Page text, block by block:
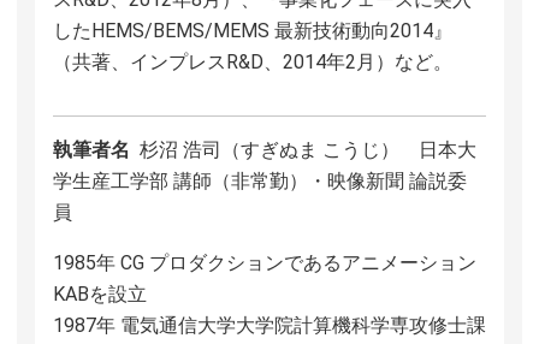
したHEMS/BEMS/MEMS 最新技術動向2014』
（共著、インプレスR&D、2014年2月）など。
執筆者名 杉沼 浩司（すぎぬま こうじ） 日本大
学生産工学部 講師（非常勤）・映像新聞 論説委
員
1985年 CG プロダクションであるアニメーション
KABを設立
1987年 電気通信大学大学院計算機科学専攻修士課